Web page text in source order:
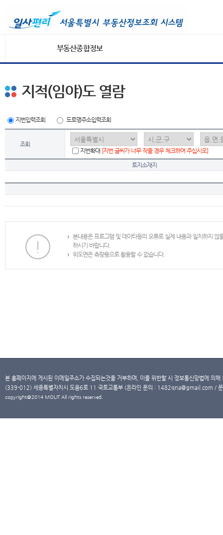
부동산종합정보
지적(임야)도 열람
지번입력조회 도로명주소입력조회
조회
지번확대 [지번 글씨가 너무 작을 경우 체크하여 주십시오]
토지소재지
본내용은 프로그램 및 데이타등의 오류로 실제 내용과 일치하지
하시기 바랍니다.
위도면은 측량용으로 활용할 수 없습니다.
본 홈페이지에 게시된 이메일주소가 수집되는것을 거부하며, 이를 위반할 시 정보통신망법에 의
(339-012) 세종특별자치시 도움6로 11 국토교통부 (온라인 문의 : 1482qna@gmail.com /
copyright@2014 MOLIT All rights reserved.